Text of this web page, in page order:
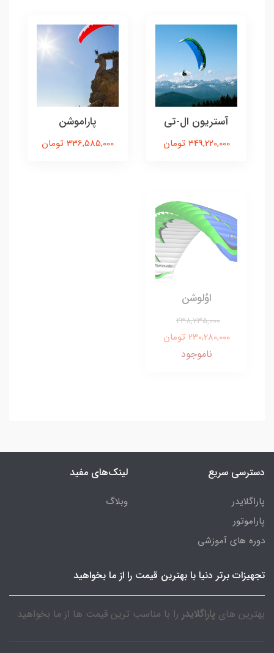
آستریون ال-تی
349,220,000 تومان
پاراموشن
336,585,000 تومان
اوُلوشن
238,735,000
230,280,000 تومان
ناموجود
دسترسی سریع
پاراگلایدر
پاراموتور
دوره های آموزشی
لینک‌های مفید
وبلاگ
تجهیزات برتر دنیا با بهترین قیمت را از ما بخواهید
بهترین های پاراگلایدر را با مناسب ترین قیمت ها از ما بخواهید